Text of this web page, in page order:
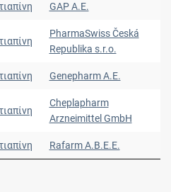
GAP Α.Ε.
PharmaSwiss Česká
Republika s.r.o.
Genepharm Α.Ε.
Cheplapharm
Arzneimittel GmbH
Rafarm Α.Β.Ε.Ε.